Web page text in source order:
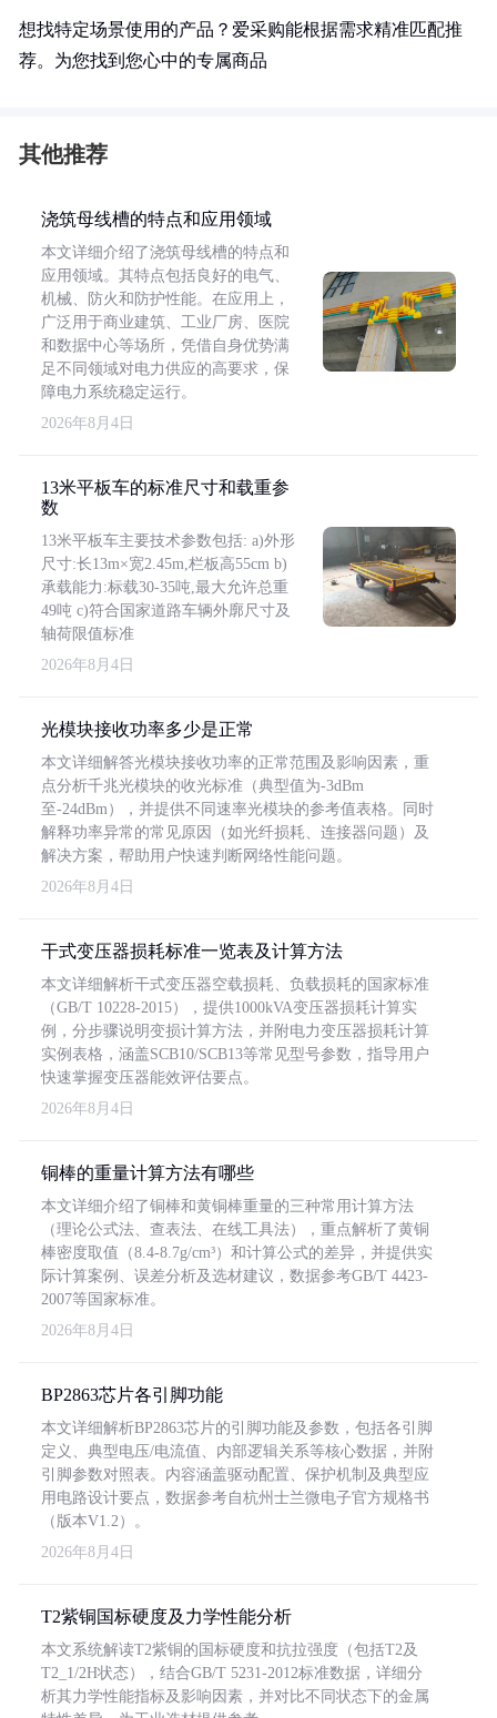
想找特定场景使用的产品？爱采购能根据需求精准匹配推
荐。为您找到您心中的专属商品
其他推荐
浇筑母线槽的特点和应用领域
本文详细介绍了浇筑母线槽的特点和
应用领域。其特点包括良好的电气、
机械、防火和防护性能。在应用上，
广泛用于商业建筑、工业厂房、医院
和数据中心等场所，凭借自身优势满
足不同领域对电力供应的高要求，保
障电力系统稳定运行。
2026年8月4日
13米平板车的标准尺寸和载重参
数
13米平板车主要技术参数包括: a)外形
尺寸:长13m×宽2.45m,栏板高55cm b)
承载能力:标载30-35吨,最大允许总重
49吨 c)符合国家道路车辆外廓尺寸及
轴荷限值标准
2026年8月4日
光模块接收功率多少是正常
本文详细解答光模块接收功率的正常范围及影响因素，重
点分析千兆光模块的收光标准（典型值为-3dBm
至-24dBm），并提供不同速率光模块的参考值表格。同时
解释功率异常的常见原因（如光纤损耗、连接器问题）及
解决方案，帮助用户快速判断网络性能问题。
2026年8月4日
干式变压器损耗标准一览表及计算方法
本文详细解析干式变压器空载损耗、负载损耗的国家标准
（GB/T 10228-2015），提供1000kVA变压器损耗计算实
例，分步骤说明变损计算方法，并附电力变压器损耗计算
实例表格，涵盖SCB10/SCB13等常见型号参数，指导用户
快速掌握变压器能效评估要点。
2026年8月4日
铜棒的重量计算方法有哪些
本文详细介绍了铜棒和黄铜棒重量的三种常用计算方法
（理论公式法、查表法、在线工具法），重点解析了黄铜
棒密度取值（8.4-8.7g/cm³）和计算公式的差异，并提供实
际计算案例、误差分析及选材建议，数据参考GB/T 4423-
2007等国家标准。
2026年8月4日
BP2863芯片各引脚功能
本文详细解析BP2863芯片的引脚功能及参数，包括各引脚
定义、典型电压/电流值、内部逻辑关系等核心数据，并附
引脚参数对照表。内容涵盖驱动配置、保护机制及典型应
用电路设计要点，数据参考自杭州士兰微电子官方规格书
（版本V1.2）。
2026年8月4日
T2紫铜国标硬度及力学性能分析
本文系统解读T2紫铜的国标硬度和抗拉强度（包括T2及
T2_1/2H状态），结合GB/T 5231-2012标准数据，详细分
析其力学性能指标及影响因素，并对比不同状态下的金属